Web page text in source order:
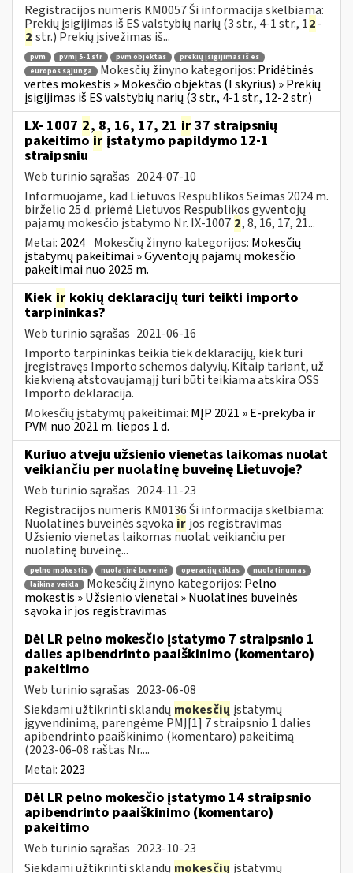
Registracijos numeris KM0057 Ši informacija skelbiama:
Prekių įsigijimas iš ES valstybių narių (3 str., 4-1 str., 12-
2 str.) Prekių įsivežimas iš...
pvm pvmį 5-1 str pvm objektas
prekių įsigijimas iš es
europos sąjunga
Mokesčių žinyno kategorijos: Pridėtinės
vertės mokestis » Mokesčio objektas (I skyrius) » Prekių
įsigijimas iš ES valstybių narių (3 str., 4-1 str., 12-2 str.)
LX- 1007 2, 8, 16, 17, 21 ir 37 straipsnių
pakeitimo ir įstatymo papildymo 12-1
straipsniu
Web turinio sąrašas 2024-07-10
Informuojame, kad Lietuvos Respublikos Seimas 2024 m.
birželio 25 d. priėmė Lietuvos Respublikos gyventojų
pajamų mokesčio įstatymo Nr. IX-1007 2, 8, 16, 17, 21...
Metai: 2024 Mokesčių žinyno kategorijos: Mokesčių
įstatymų pakeitimai » Gyventojų pajamų mokesčio
pakeitimai nuo 2025 m.
Kiek ir kokių deklaracijų turi teikti importo
tarpininkas?
Web turinio sąrašas 2021-06-16
Importo tarpininkas teikia tiek deklaracijų, kiek turi
įregistravęs Importo schemos dalyvių. Kitaip tariant, už
kiekvieną atstovaujamąjį turi būti teikiama atskira OSS
Importo deklaracija.
Mokesčių įstatymų pakeitimai: MĮP 2021 » E-prekyba ir
PVM nuo 2021 m. liepos 1 d.
Kuriuo atveju užsienio vienetas laikomas nuolat
veikiančiu per nuolatinę buveinę Lietuvoje?
Web turinio sąrašas 2024-11-23
Registracijos numeris KM0136 Ši informacija skelbiama:
Nuolatinės buveinės sąvoka ir jos registravimas
Užsienio vienetas laikomas nuolat veikiančiu per
nuolatinę buveinę...
pelno mokestis nuolatinė buveinė operacijų ciklas
nuolatinumas
laikina veikla
Mokesčių žinyno kategorijos: Pelno
mokestis » Užsienio vienetai » Nuolatinės buveinės
sąvoka ir jos registravimas
Dėl LR pelno mokesčio įstatymo 7 straipsnio 1
dalies apibendrinto paaiškinimo (komentaro)
pakeitimo
Web turinio sąrašas 2023-06-08
Siekdami užtikrinti sklandų mokesčių įstatymų
įgyvendinimą, parengėme PMĮ[1] 7 straipsnio 1 dalies
apibendrinto paaiškinimo (komentaro) pakeitimą
(2023-06-08 raštas Nr....
Metai: 2023
Dėl LR pelno mokesčio įstatymo 14 straipsnio
apibendrinto paaiškinimo (komentaro)
pakeitimo
Web turinio sąrašas 2023-10-23
Siekdami užtikrinti sklandų mokesčių įstatymų